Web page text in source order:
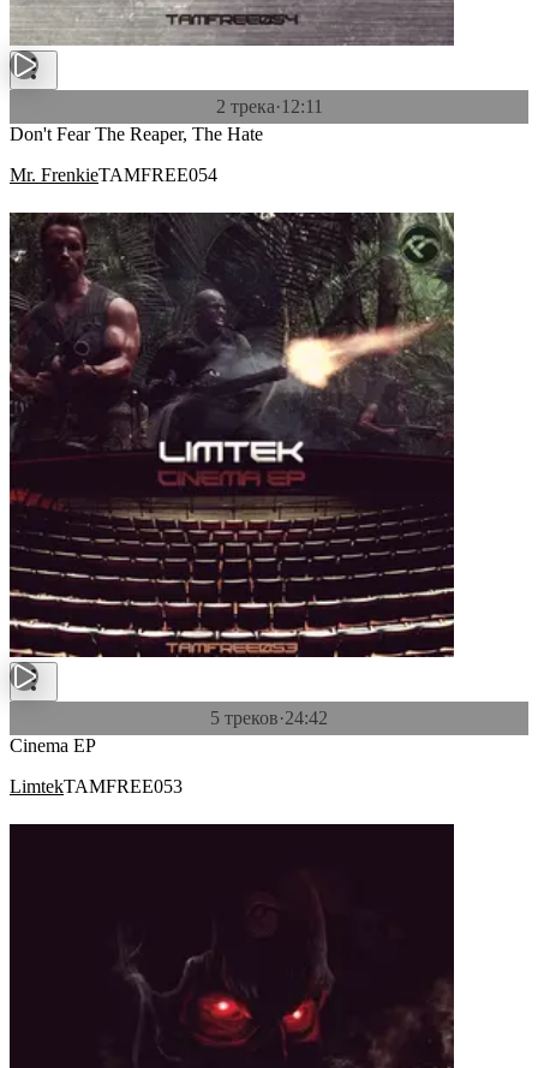
2 трека·12:11
Don't Fear The Reaper, The Hate
Mr. FrenkieTAMFREE054
5 треков·24:42
Cinema EP
LimtekTAMFREE053